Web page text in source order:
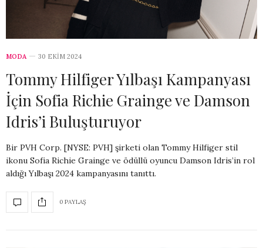
MODA 30 EKIM 2024
Tommy Hilfiger Yılbaşı Kampanyası
İçin Sofia Richie Grainge ve Damson
Idris’i Buluşturuyor
Bir PVH Corp. [NYSE: PVH] şirketi olan Tommy Hilfiger stil
ikonu Sofia Richie Grainge ve ödüllü oyuncu Damson Idris’in rol
aldığı Yılbaşı 2024 kampanyasını tanıttı.
0 PAYLAŞ